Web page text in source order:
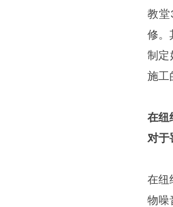
教堂
修。
制定
施工
在纽
对于
在纽
物噪